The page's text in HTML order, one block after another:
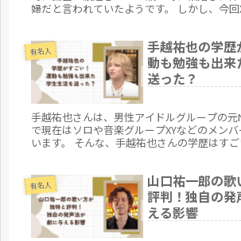
婦だと言われていたようです。 しかし、今
る噂をまとめてみました。
有名人
手越祐也の学
動も勉強も出来
送った？
手越祐也さんは、男性アイドルグループの元
で現在はソロや音楽グループXYなどのメン
います。 そんな、手越祐也さんの学歴はす
有名人
山口祐一郎の歌
評判！独自の
える影響